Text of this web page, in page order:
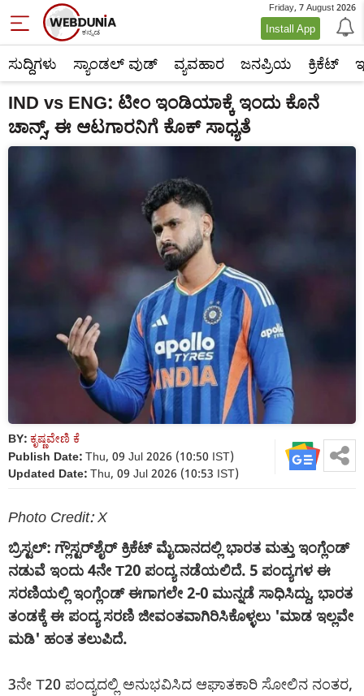
Friday, 7 August 2026
Install App
ಸುದ್ದಿಗಳು ಸ್ಯಾಂಡಲ್ ವುಡ್ ವ್ಯವಹಾರ ಜನಪ್ರಿಯ ಕ್ರಿಕೆಟ್‌
IND vs ENG: ಟೀಂ ಇಂಡಿಯಾಕ್ಕೆ ಇಂದು ಕೊನೆ
ಚಾನ್ಸ್, ಈ ಆಟಗಾರನಿಗೆ ಕೊಕ್ ಸಾಧ್ಯತೆ
BY: ಕೃಷ್ಣವೇಣಿ ಕೆ
Publish Date: Thu, 09 Jul 2026 (10:50 IST)
Updated Date: Thu, 09 Jul 2026 (10:53 IST)
Photo Credit: X
ಬ್ರಿಸ್ಟಲ್‌: ಗ್ಲೌಸ್ಟರ್‌ಶೈರ್ ಕ್ರಿಕೆಟ್ ಮೈದಾನದಲ್ಲಿ ಭಾರತ ಮತ್ತು ಇಂಗ್ಲೆಂಡ್
ನಡುವೆ ಇಂದು 4ನೇ T20 ಪಂದ್ಯ ನಡೆಯಲಿದೆ. 5 ಪಂದ್ಯಗಳ ಈ
ಸರಣಿಯಲ್ಲಿ ಇಂಗ್ಲೆಂಡ್ ಈಗಾಗಲೇ 2-0 ಮುನ್ನಡೆ ಸಾಧಿಸಿದ್ದು, ಭಾರತ
ತಂಡಕ್ಕೆ ಈ ಪಂದ್ಯ ಸರಣಿ ಜೀವಂತವಾಗಿರಿಸಿಕೊಳ್ಳಲು 'ಮಾಡ ಇಲ್ಲವೇ
ಮಡಿ' ಹಂತ ತಲುಪಿದೆ.
3ನೇ T20 ಪಂದ್ಯದಲ್ಲಿ ಅನುಭವಿಸಿದ ಆಘಾತಕಾರಿ ಸೋಲಿನ ನಂತರ,